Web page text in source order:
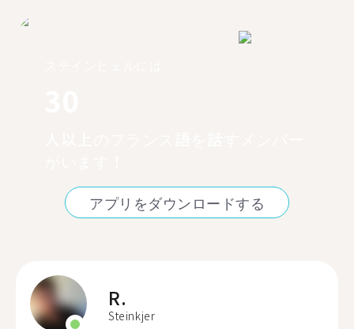
アプリをダウンロードする
R.
Steinkjer